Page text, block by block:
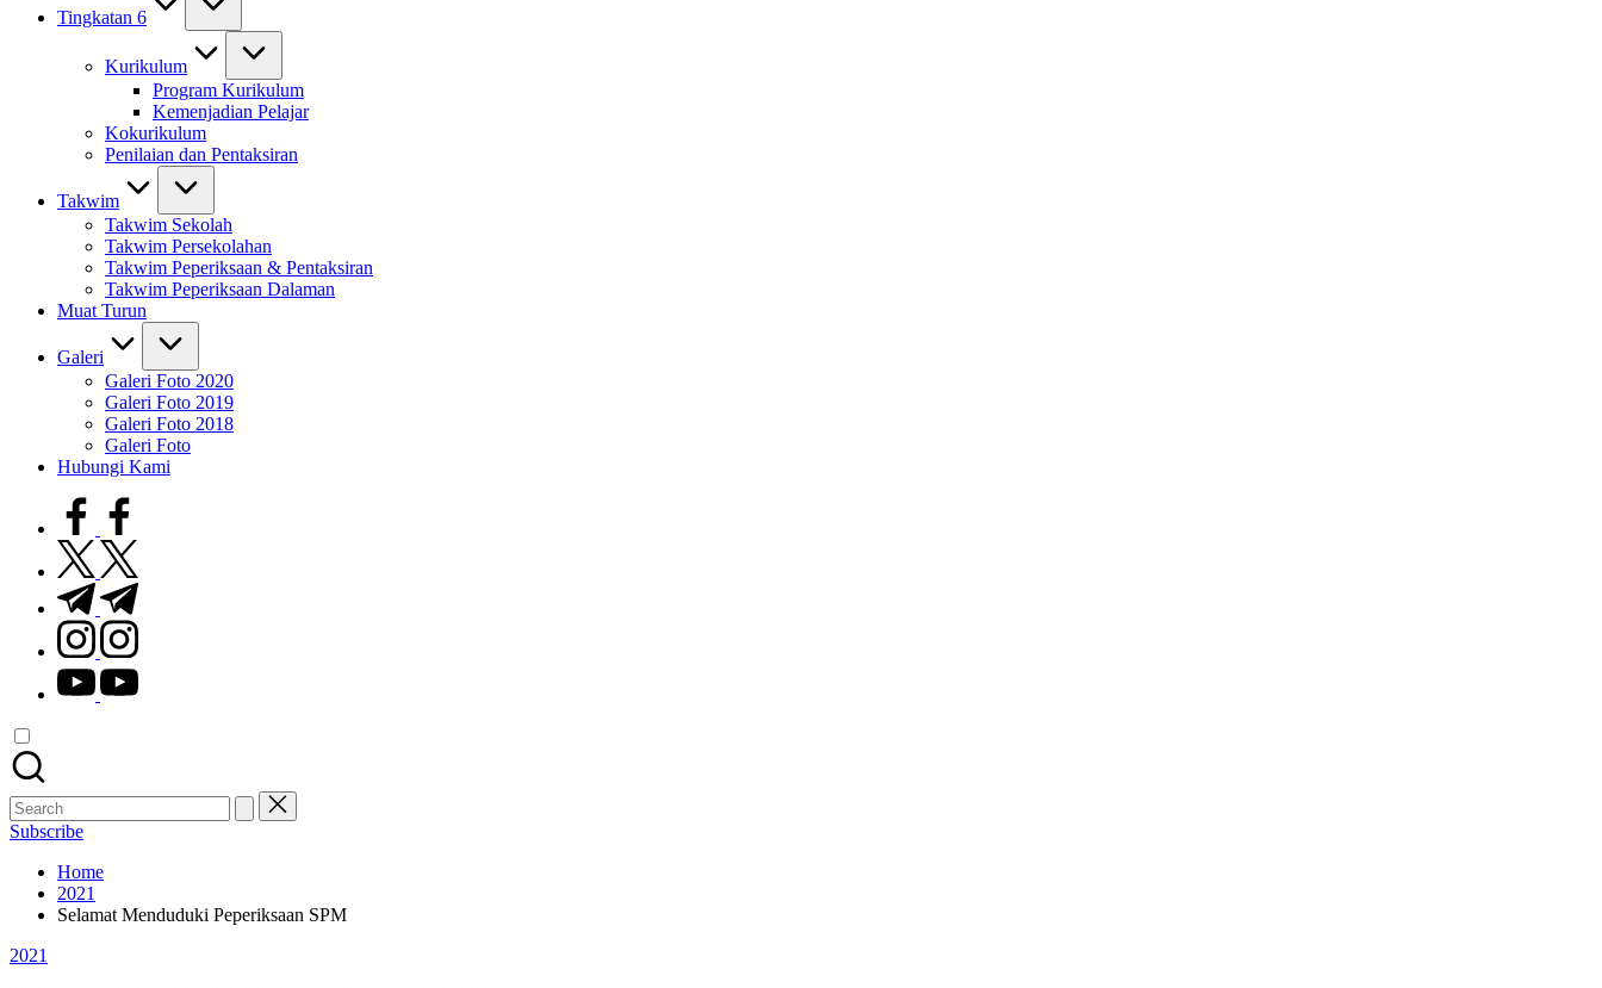
Tingkatan 6
Kurikulum
Program Kurikulum
Kemenjadian Pelajar
Kokurikulum
Penilaian dan Pentaksiran
Takwim
Takwim Sekolah
Takwim Persekolahan
Takwim Peperiksaan & Pentaksiran
Takwim Peperiksaan Dalaman
Muat Turun
Galeri
Galeri Foto 2020
Galeri Foto 2019
Galeri Foto 2018
Galeri Foto
Hubungi Kami
facebook.com
twitter.com
t.me
instagram.com
youtube.com
Search
for:
Subscribe
Home
2021
Selamat Menduduki Peperiksaan SPM
Posted
2021